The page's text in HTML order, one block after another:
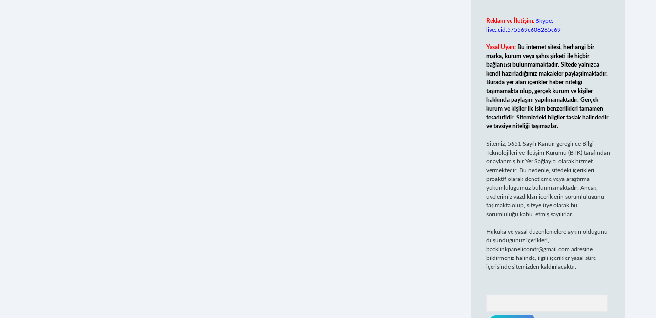
Reklam ve İletişim: Skype:
live:.cid.575569c608265c69
Yasal Uyarı: Bu internet sitesi, herhangi bir
marka, kurum veya şahıs şirketi ile hiçbir
bağlantısı bulunmamaktadır. Sitede yalnızca
kendi hazırladığımız makaleler paylaşılmaktadır.
Burada yer alan içerikler haber niteliği
taşımamakta olup, gerçek kurum ve kişiler
hakkında paylaşım yapılmamaktadır. Gerçek
kurum ve kişiler ile isim benzerlikleri tamamen
tesadüfidir. Sitemizdeki bilgiler taslak halindedir
ve tavsiye niteliği taşımazlar.
Sitemiz, 5651 Sayılı Kanun gereğince Bilgi
Teknolojileri ve İletişim Kurumu (BTK) tarafından
onaylanmış bir Yer Sağlayıcı olarak hizmet
vermektedir. Bu nedenle, sitedeki içerikleri
proaktif olarak denetleme veya araştırma
yükümlülüğümüz bulunmamaktadır. Ancak,
üyelerimiz yazdıkları içeriklerin sorumluluğunu
taşımakta olup, siteye üye olarak bu
sorumluluğu kabul etmiş sayılırlar.
Hukuka ve yasal düzenlemelere aykırı olduğunu
düşündüğünüz içerikleri,
backlinkpanelicomtr@gmail.com adresine
bildirmeniz halinde, ilgili içerikler yasal süre
içerisinde sitemizden kaldırılacaktır.